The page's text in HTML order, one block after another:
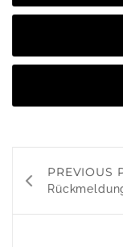
PREVIOUS